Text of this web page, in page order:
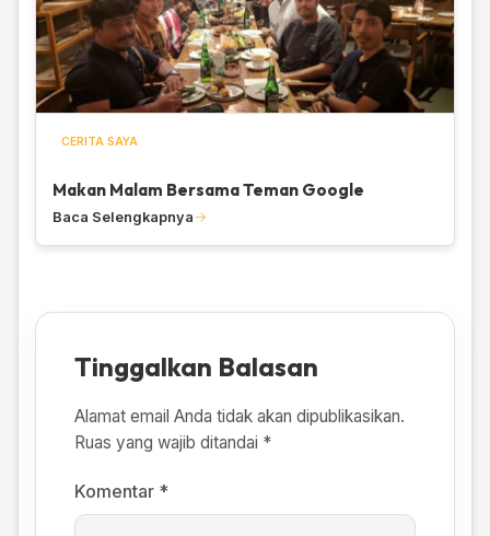
CERITA SAYA
Makan Malam Bersama Teman Google
Baca Selengkapnya
Tinggalkan Balasan
Alamat email Anda tidak akan dipublikasikan.
Ruas yang wajib ditandai *
Komentar *